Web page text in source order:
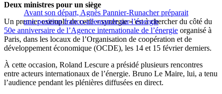
Avant son départ, Agnès Pannier-Runacher préparait
une position franco-allemande sur l’énergie
Deux ministres pour un siège
Un premier exemple de cette « synergie » est à chercher du côté du
50e anniversaire de l’Agence internationale de l’énergie organisé à
Paris, dans les locaux de l’Organisation de coopération et de
développement économique (OCDE), les 14 et 15 février derniers.
À cette occasion, Roland Lescure a présidé plusieurs rencontres
entre acteurs internationaux de l’énergie. Bruno Le Maire, lui, a tenu
l’audience pendant les plénières diffusées en direct.